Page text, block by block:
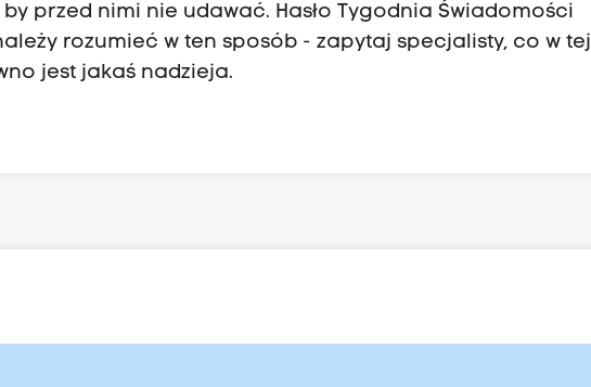
przed nimi nie udawać. Hasło Tygodnia Świadomości
rozumieć w ten sposób - zapytaj specjalisty, co w tej
jest jakaś nadzieja.